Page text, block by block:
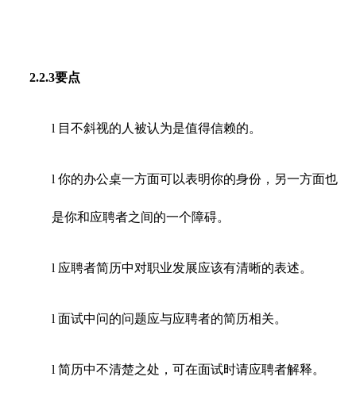
2.2.3要点
l 目不斜视的人被认为是值得信赖的。
l 你的办公桌一方面可以表明你的身份，另一方面也
是你和应聘者之间的一个障碍。
l 应聘者简历中对职业发展应该有清晰的表述。
l 面试中问的问题应与应聘者的简历相关。
l 简历中不清楚之处，可在面试时请应聘者解释。